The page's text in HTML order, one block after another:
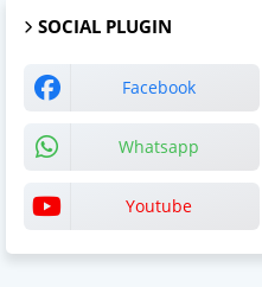
SOCIAL PLUGIN
Facebook
Whatsapp
Youtube